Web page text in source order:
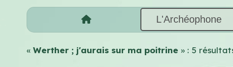
L'Archéophone
«Werther ; j'aurais sur ma poitrine » : 5